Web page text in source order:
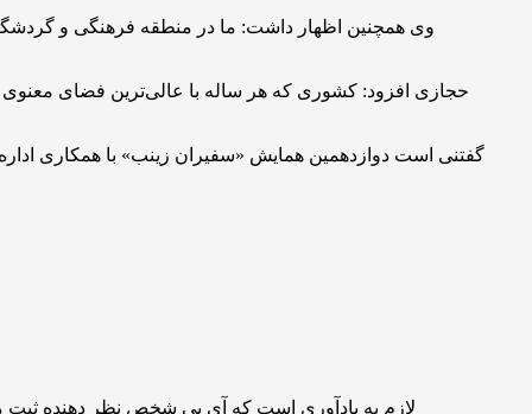
وی همچنین اظهار داشت: ما در منطقه فرهنگی و
حجازی افزود: کشوری که هر ساله با عالی‌ترین فضای معنوی
لازم به یادآوری است که آی پی شخص نظر دهنده